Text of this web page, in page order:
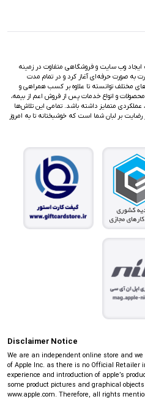
وب سایت و فروشگاهی متفاوت در زمینه
به صورت حرفه‌ای آغاز کرد و در تمام مدت
مختلف توانسته تا علاوه بر کسب همراهی و
محصولات و انواع خدمات پس از فروش اعم از بیمه،
عملکردی متمایز داشته باشد. تمامی این تلاش‌ها
بر لبان شما است که خوشبختانه تا به امروز
Disclaimer Notice
We are an independent online store and
of Apple Inc. as there is no Official Retailer
experience and introduction of apple’s
some product pictures and graphical
www.apple.com. Therefore, all rights